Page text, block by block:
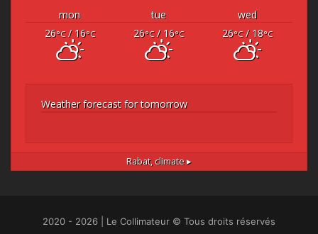
mon tue
wed
26°C/ 16°C 26°C/ 16°C 26°C/ 18°C
Weather forecast for tomorrow
Rabat, climate ▸
2020 - 2026 | Le Collimateur © Tous droits réservés